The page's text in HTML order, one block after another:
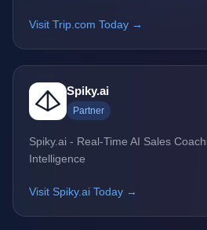
Visit Trip.com Today →
Spiky.ai
Partner
Spiky.ai - Real-Time AI Sales
Intelligence
Visit Spiky.ai Today →